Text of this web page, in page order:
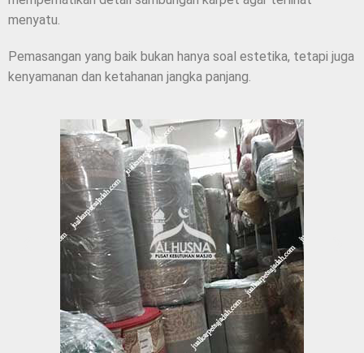
menyatu.
Pemasangan yang baik bukan hanya soal estetika, tetapi juga
kenyamanan dan ketahanan jangka panjang.